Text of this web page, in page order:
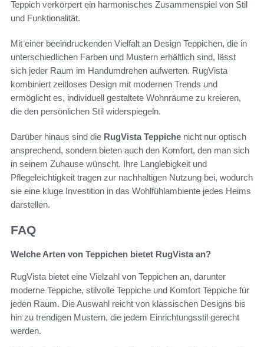
Teppich verkörpert ein harmonisches Zusammenspiel von Stil
und Funktionalität.
Mit einer beeindruckenden Vielfalt an Design Teppichen, die in
unterschiedlichen Farben und Mustern erhältlich sind, lässt
sich jeder Raum im Handumdrehen aufwerten. RugVista
kombiniert zeitloses Design mit modernen Trends und
ermöglicht es, individuell gestaltete Wohnräume zu kreieren,
die den persönlichen Stil widerspiegeln.
Darüber hinaus sind die RugVista Teppiche nicht nur optisch
ansprechend, sondern bieten auch den Komfort, den man sich
in seinem Zuhause wünscht. Ihre Langlebigkeit und
Pflegeleichtigkeit tragen zur nachhaltigen Nutzung bei, wodurch
sie eine kluge Investition in das Wohlfühlambiente jedes Heims
darstellen.
FAQ
Welche Arten von Teppichen bietet RugVista an?
RugVista bietet eine Vielzahl von Teppichen an, darunter
moderne Teppiche, stilvolle Teppiche und Komfort Teppiche für
jeden Raum. Die Auswahl reicht von klassischen Designs bis
hin zu trendigen Mustern, die jedem Einrichtungsstil gerecht
werden.